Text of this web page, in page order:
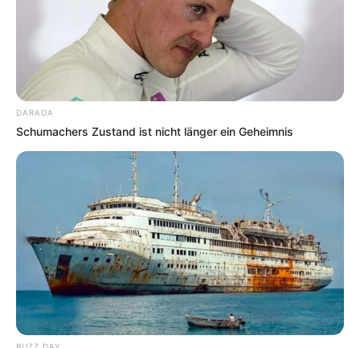
weitere Kalauer
Quermania folgen: Impressum & Kontakt
Smartphone Startseite
Suchen:
DARADA
Schumachers Zustand ist nicht länger ein Geheimnis